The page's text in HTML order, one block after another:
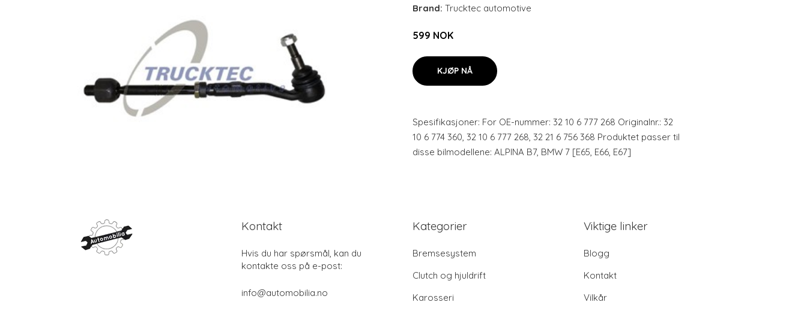
Brand: Trucktec automotive
599 NOK
KJØP NÅ
Spesifikasjoner: For OE-nummer: 32 10 6 777 268 Originalnr.: 32
10 6 774 360, 32 10 6 777 268, 32 21 6 756 368 Produktet passer til
disse bilmodellene: ALPINA B7, BMW 7 [E65, E66, E67]
Kontakt
Hvis du har spørsmål, kan du
kontakte oss på e-post:
info@automobilia.no
Kategorier
Bremsesystem
Clutch og hjuldrift
Karosseri
Viktige linker
Blogg
Kontakt
Vilkår